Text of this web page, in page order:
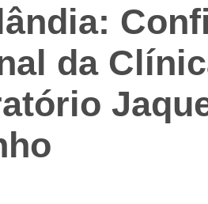
da